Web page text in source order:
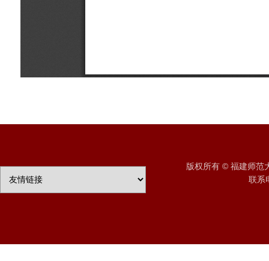
版权所有 © 福建师范
联系